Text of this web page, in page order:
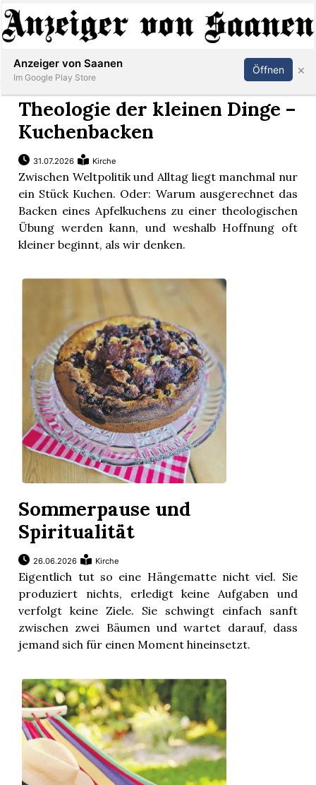
Abonnieren Anmelden
Theologie der kleinen Dinge –
Kuchenbacken
31.07.2026 Kirche
Zwischen Weltpolitik und Alltag liegt manchmal nur
ein Stück Kuchen. Oder: Warum ausgerechnet das
Backen eines Apfelkuchens zu einer theologischen
Übung werden kann, und weshalb Hoffnung oft
kleiner beginnt, als wir denken.
Sommerpause und
Spiritualität
26.06.2026 Kirche
Eigentlich tut so eine Hängematte nicht viel. Sie
produziert nichts, erledigt keine Aufgaben und
verfolgt keine Ziele. Sie schwingt einfach sanft
zwischen zwei Bäumen und wartet darauf, dass
jemand sich für einen Moment hineinsetzt.
Anzeiger von Saanen
Im Google Play Store
Öffnen ×